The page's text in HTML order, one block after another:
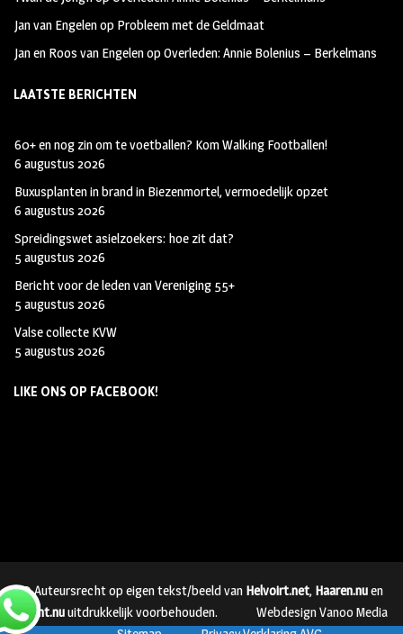
Jan van Engelenop Probleem met de Geldmaat
Jan en Roos van EngelenopOverleden: Annie Bolenius – Berkelmans
LAATSTE BERICHTEN
60+ en nog zin om te voetballen? Kom Walking Footballen!
6 augustus 2026
Buxusplanten in brand in Biezenmortel, vermoedelijk opzet
6 augustus 2026
Spreidingswet asielzoekers: hoe zit dat?
5 augustus 2026
Bericht voor de leden van Vereniging 55+
5 augustus 2026
Valse collecte KVW
5 augustus 2026
LIKE ONS OP FACEBOOK!
© Auteursrecht op eigen tekst/beeld van Helvoirt.net, Haaren.nuen
Vught.nuuitdrukkelijk voorbehouden.
Webdesign Vanoo Media